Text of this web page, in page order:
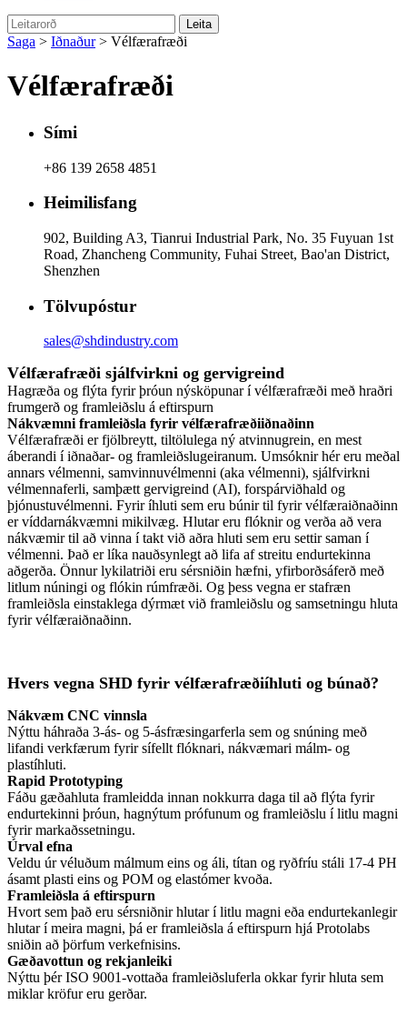
Saga > Iðnaður> Vélfærafræði
Vélfærafræði
Sími
+86 139 2658 4851
Heimilisfang
902, Building A3, Tianrui Industrial Park, No. 35 Fuyuan 1st
Road, Zhancheng Community, Fuhai Street, Bao'an District,
Shenzhen
Tölvupóstur
sales@shdindustry.com
Vélfærafræði sjálfvirkni og gervigreind
Hagræða og flýta fyrir þróun nýsköpunar í vélfærafræði með hraðri
frumgerð og framleiðslu á eftirspurn
Nákvæmni framleiðsla fyrir vélfærafræðiiðnaðinn
Vélfærafræði er fjölbreytt, tiltölulega ný atvinnugrein, en mest
áberandi í iðnaðar- og framleiðslugeiranum. Umsóknir hér eru meðal
annars vélmenni, samvinnuvélmenni (aka vélmenni), sjálfvirkni
vélmennaferli, samþætt gervigreind (AI), forspárviðhald og
þjónustuvélmenni. Fyrir íhluti sem eru búnir til fyrir vélfæraiðnaðinn
er víddarnákvæmni mikilvæg. Hlutar eru flóknir og verða að vera
nákvæmir til að vinna í takt við aðra hluti sem eru settir saman í
vélmenni. Það er líka nauðsynlegt að lifa af streitu endurtekinna
aðgerða. Önnur lykilatriði eru sérsniðin hæfni, yfirborðsáferð með
litlum núningi og flókin rúmfræði. Og þess vegna er stafræn
framleiðsla einstaklega dýrmæt við framleiðslu og samsetningu hluta
fyrir vélfæraiðnaðinn.
Hvers vegna SHD fyrir vélfærafræðiíhluti og búnað?
Nákvæm CNC vinnsla
Nýttu háhraða 3-ás- og 5-ásfræsingarferla sem og snúning með
lifandi verkfærum fyrir sífellt flóknari, nákvæmari málm- og
plastíhluti.
Rapid Prototyping
Fáðu gæðahluta framleidda innan nokkurra daga til að flýta fyrir
endurtekinni þróun, hagnýtum prófunum og framleiðslu í litlu magni
fyrir markaðssetningu.
Úrval efna
Veldu úr véluðum málmum eins og áli, títan og ryðfríu stáli 17-4 PH
ásamt plasti eins og POM og elastómer kvoða.
Framleiðsla á eftirspurn
Hvort sem það eru sérsniðnir hlutar í litlu magni eða endurtekanlegir
hlutar í meira magni, þá er framleiðsla á eftirspurn hjá Protolabs
sniðin að þörfum verkefnisins.
Gæðavottun og rekjanleiki
Nýttu þér ISO 9001-vottaða framleiðsluferla okkar fyrir hluta sem
miklar kröfur eru gerðar.